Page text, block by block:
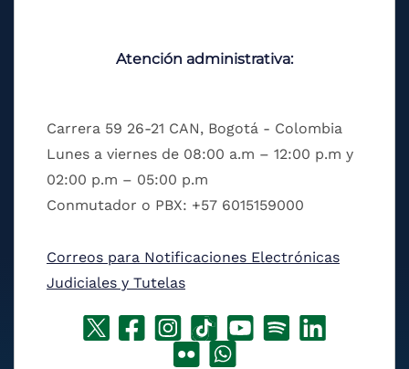
Atención administrativa:
Carrera 59 26-21 CAN, Bogotá - Colombia
Lunes a viernes de 08:00 a.m – 12:00 p.m y
02:00 p.m – 05:00 p.m
Conmutador o PBX: +57 6015159000
Correos para Notificaciones Electrónicas
Judiciales y Tutelas